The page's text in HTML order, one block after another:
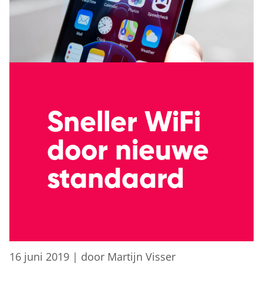
Sneller WiFi
door nieuwe
standaard
16 juni 2019 | door Martijn Visser